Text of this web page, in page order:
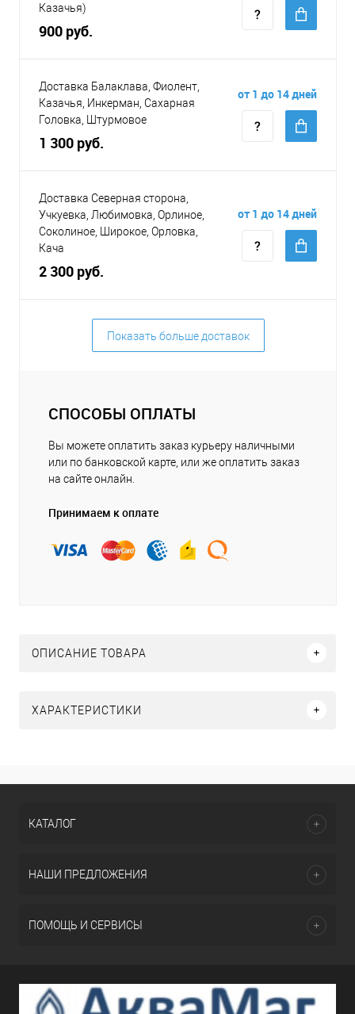
Казачья)
900 руб.
Доставка Балаклава, Фиолент,
Казачья, Инкерман, Сахарная
Головка, Штурмовое
1 300 руб.
от 1 до 14 дней
Доставка Северная сторона,
Учкуевка, Любимовка, Орлиное,
Соколиное, Широкое, Орловка,
Кача
2 300 руб.
от 1 до 14 дней
Показать больше доставок
СПОСОБЫ ОПЛАТЫ
Вы можете оплатить заказ курьеру наличными
или по банковской карте, или же оплатить заказ
на сайте онлайн.
Принимаем к оплате
ОПИСАНИЕ ТОВАРА
ХАРАКТЕРИСТИКИ
КАТАЛОГ
НАШИ ПРЕДЛОЖЕНИЯ
ПОМОЩЬ И СЕРВИСЫ